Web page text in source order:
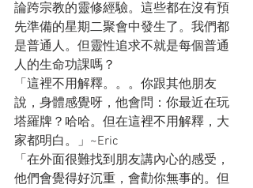
論跨宗教的靈修經驗。這些都在沒有預
先準備的星期二聚會中發生了。我們都
是普通人。但靈性追求不就是每個普通
人的生命功課嗎？
「這裡不用解釋。。。你跟其他朋友
說，身體感覺呀，他會問：你最近在玩
塔羅牌？哈哈。但在這裡不用解釋，大
家都明白。」~Eric
「在外面很難找到朋友講內心的感受，
他們會覺得好沉重，會勸你無事的。但